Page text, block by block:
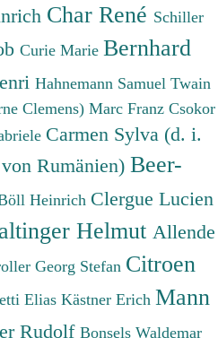
Char René Schiller
Curie Marie Bernhard
Hahnemann Samuel Twain
Clemens) Marc Franz Csokor
Carmen Sylva (d. i.
Rumänien) Beer-
Heinrich Clergue Lucien
Helmut Allende
Georg Stefan Citroen
Elias Kästner Erich Mann
Rudolf Bonsels Waldemar